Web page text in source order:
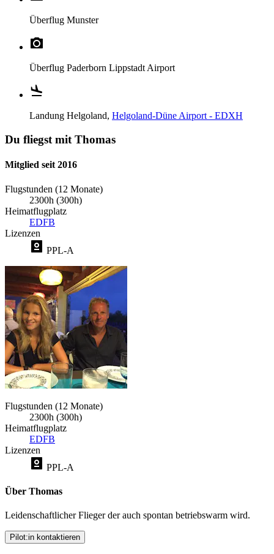
Überflug Munster
Überflug Paderborn Lippstadt Airport
Landung Helgoland, Helgoland-Düne Airport - EDXH
Du fliegst mit Thomas
Mitglied seit 2016
Flugstunden (12 Monate)
2300h (300h)
Heimatflugplatz
EDFB
Lizenzen
PPL-A
Flugstunden (12 Monate)
2300h (300h)
Heimatflugplatz
EDFB
Lizenzen
PPL-A
Über Thomas
Leidenschaftlicher Flieger der auch spontan betriebswarm wird.
Pilot:in kontaktieren